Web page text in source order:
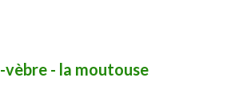
- la moutouse